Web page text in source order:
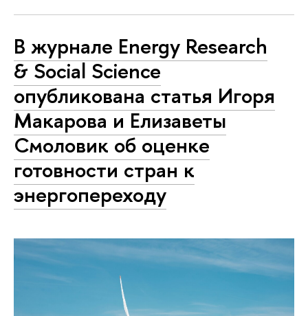
В журнале Energy Research
& Social Science
опубликована статья Игоря
Макарова и Елизаветы
Смоловик об оценке
готовности стран к
энергопереходу